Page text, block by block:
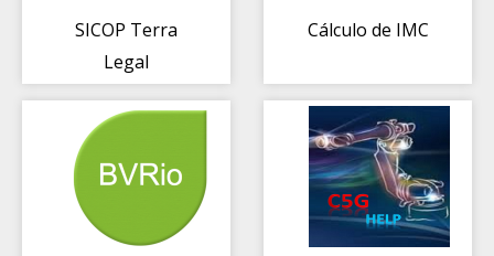
SICOP Terra
Legal
Cálculo de IMC